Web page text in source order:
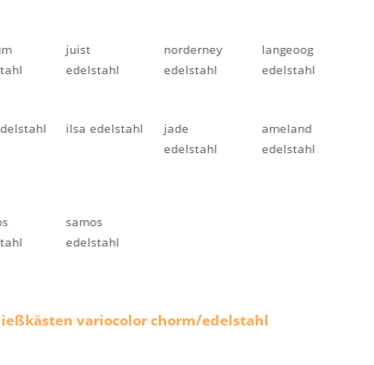
juist
edelstahl
norderney
edelstahl
langeoog
edelstahl
ilsa edelstahl
jade
edelstahl
ameland
edelstahl
samos
edelstahl
variocolor chorm/edelstahl